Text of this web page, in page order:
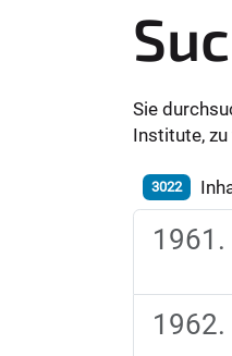
Sie
Institute, zu
3022